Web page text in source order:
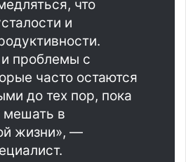
что
и
проблемы с
часто остаются
до тех пор, пока
мешать в
жизни», —